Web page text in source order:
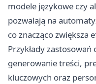
modele językowe czy
pozwalają na
co znacząco zwiększa
Przykłady
generowanie treści,
kluczowych oraz